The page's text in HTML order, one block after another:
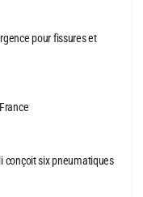
pour fissures et
conçoit six pneumatiques